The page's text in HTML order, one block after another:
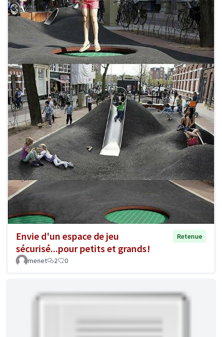
Envie d'un espace de jeu
sécurisé...pour petits et grands!
Retenue
menet 2 0